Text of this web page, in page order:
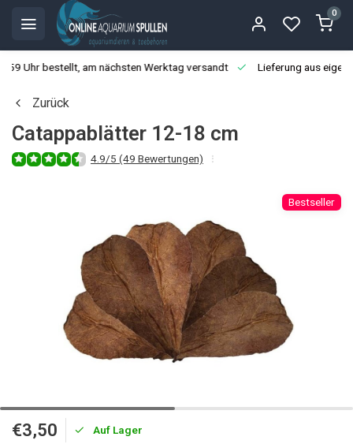
0
Uhr bestellt, am nächsten Werktag versandt Lieferung aus
Zurück
Catappablätter 12-18 cm
4.9/5 (49 Bewertungen)
Bestseller
€3,50 Auf Lager